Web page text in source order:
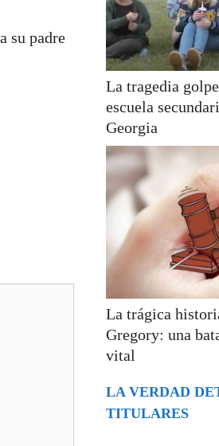
su padre
La tragedia
escuela
Georgia
La trágica
Gregory: una
vital
LA VERDAD
TITULARES